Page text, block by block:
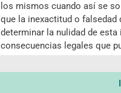
los mismos cuando así se
que la inexactitud o
determinar la nulidad de
consecuencias legales que